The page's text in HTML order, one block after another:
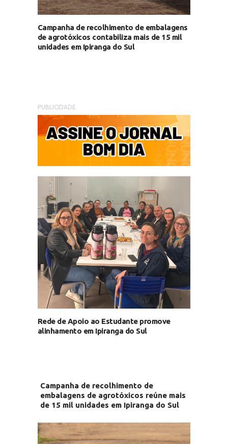
Campanha de recolhimento de embalagens
de agrotóxicos contabiliza mais de 15 mil
unidades em Ipiranga do Sul
PUBLICIDADE
Rede de Apoio ao Estudante promove
alinhamento em Ipiranga do Sul
Campanha de recolhimento de
embalagens de agrotóxicos reúne mais
de 15 mil unidades em Ipiranga do Sul